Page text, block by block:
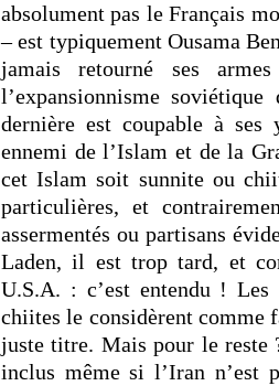
absolument pas le Français
– est typiquement Ousama
jamais retourné ses
l’expansionnisme
dernière est coupable à ses
ennemi de l’Islam et de la
cet Islam soit sunnite ou
particulières, et
assermentés ou partisans
Laden, il est trop tard, et
U.S.A. : c’est entendu ! Les
chiites le considèrent
juste titre. Mais pour le reste
inclus même si l’Iran n’est